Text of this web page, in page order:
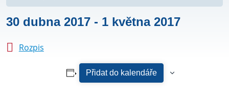
30 dubna 2017 - 1 května 2017
Rozpis
Přidat do kalendáře